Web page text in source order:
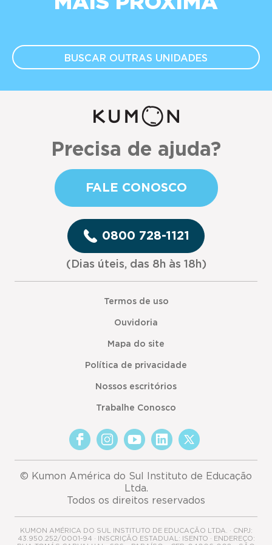
BUSCAR OUTRAS UNIDADES
Precisa de ajuda?
FALE CONOSCO
0800 728-1121
(Dias úteis, das 8h às 18h)
Termos de uso
Ouvidoria
Mapa do site
Política de privacidade
Nossos escritórios
Trabalhe Conosco
© Kumon América do Sul Instituto de Educação
Ltda.
Todos os direitos reservados
KUMON AMÉRICA DO SUL INSTITUTO DE EDUCAÇÃO LTDA. · CNPJ:
43.950.252/0001-94 · INSCRIÇÃO ESTADUAL: ISENTO · ENDEREÇO: